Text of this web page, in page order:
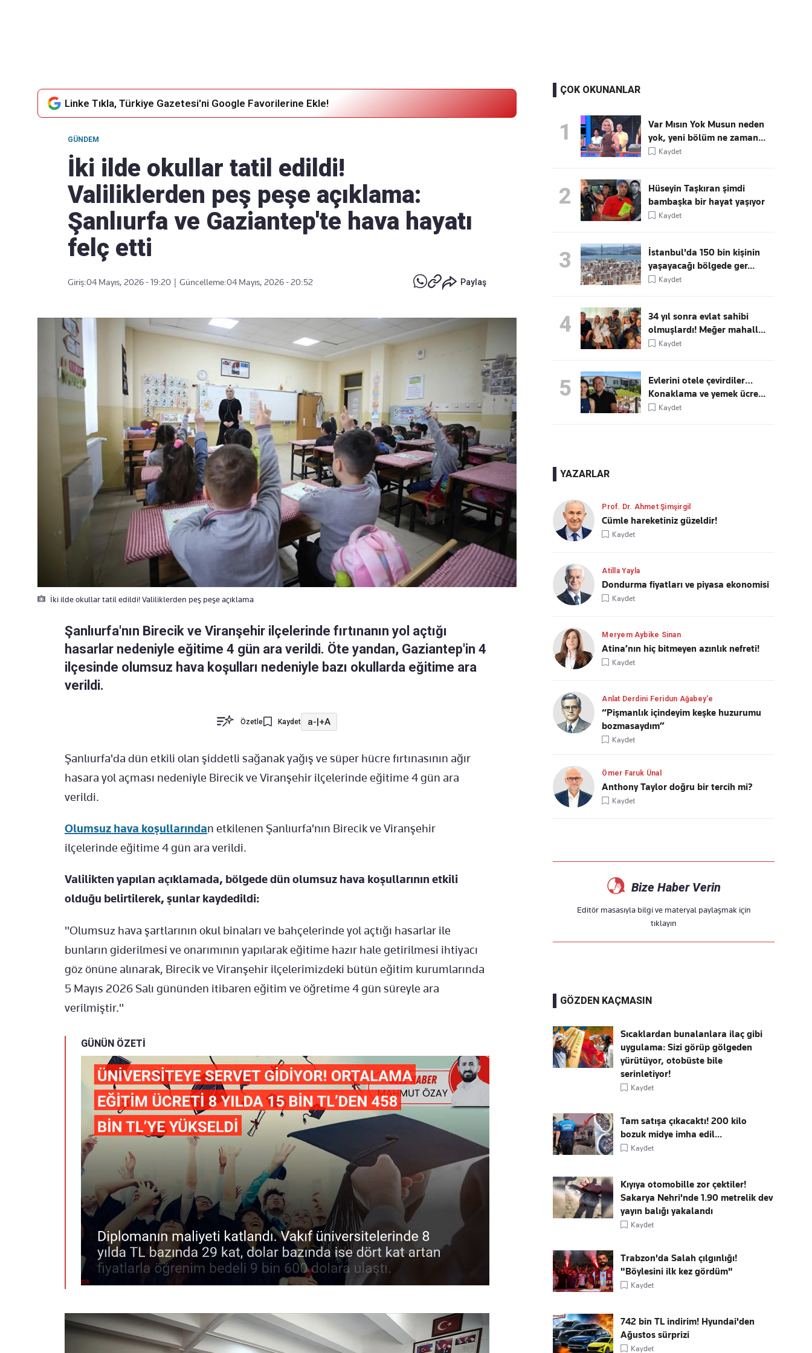
Linke Tıkla, Türkiye Gazetesi'ni Google Favorilerine Ekle!
GÜNDEM
İki ilde okullar tatil edildi!
Valiliklerden peş peşe açıklama:
Şanlıurfa ve Gaziantep'te hava hayatı
felç etti
Giriş:04 Mayıs, 2026 - 19:20 Güncelleme:04 Mayıs, 2026 - 20:52 Paylaş
İki ilde okullar tatil edildi! Valiliklerden peş peşe açıklama
Şanlıurfa'nın Birecik ve Viranşehir ilçelerinde fırtınanın yol açtığı
hasarlar nedeniyle eğitime 4 gün ara verildi. Öte yandan, Gaziantep'in 4
ilçesinde olumsuz hava koşulları nedeniyle bazı okullarda eğitime ara
verildi.
Özetle Kaydet a-|+A
Şanlıurfa'da dün etkili olan şiddetli sağanak yağış ve süper hücre fırtınasının ağır
hasara yol açması nedeniyle Birecik ve Viranşehir ilçelerinde eğitime 4 gün ara
verildi.
Olumsuz hava koşullarından etkilenen Şanlıurfa'nın Birecik ve Viranşehir
ilçelerinde eğitime 4 gün ara verildi.
Valilikten yapılan açıklamada, bölgede dün olumsuz hava koşullarının etkili
olduğu belirtilerek, şunlar kaydedildi:
"Olumsuz hava şartlarının okul binaları ve bahçelerinde yol açtığı hasarlar ile
bunların giderilmesi ve onarımının yapılarak eğitime hazır hale getirilmesi ihtiyacı
göz önüne alınarak, Birecik ve Viranşehir ilçelerimizdeki bütün eğitim kurumlarında
5 Mayıs 2026 Salı gününden itibaren eğitim ve öğretime 4 gün süreyle ara
verilmiştir."
GÜNÜN ÖZETİ
ÇOK OKUNANLAR
1
Var Mısın Yok Musun neden
yok, yeni bölüm ne zaman...
Kaydet
2
Hüseyin Taşkıran şimdi
bambaşka bir hayat yaşıyor
Kaydet
3
İstanbul'da 150 bin kişinin
yaşayacağı bölgede ger...
Kaydet
4
34 yıl sonra evlat sahibi
olmuşlardı! Meğer mahall...
Kaydet
5
Evlerini otele çevirdiler…
Konaklama ve yemek ücre...
Kaydet
YAZARLAR
Prof. Dr. Ahmet Şimşirgil
Cümle hareketiniz güzeldir!
Kaydet
Atilla Yayla
Dondurma fiyatları ve piyasa ekonomisi
Kaydet
Meryem Aybike Sinan
Atina’nın hiç bitmeyen azınlık nefreti!
Kaydet
Anlat Derdini Feridun Ağabey'e
“Pişmanlık içindeyim keşke huzurumu
bozmasaydım”
Kaydet
Ömer Faruk Ünal
Anthony Taylor doğru bir tercih mi?
Kaydet
Bize Haber Verin
Editör masasıyla bilgi ve materyal paylaşmak için
tıklayın
GÖZDEN KAÇMASIN
Sıcaklardan bunalanlara ilaç gibi
uygulama: Sizi görüp gölgeden
yürütüyor, otobüste bile
serinletiyor!
Kaydet
Tam satışa çıkacaktı! 200 kilo
bozuk midye imha edil...
Kaydet
Kıyıya otomobille zor çektiler!
Sakarya Nehri'nde 1.90 metrelik dev
yayın balığı yakalandı
Kaydet
Trabzon'da Salah çılgınlığı!
"Böylesini ilk kez gördüm"
Kaydet
742 bin TL indirim! Hyundai'den
Ağustos sürprizi
Kaydet